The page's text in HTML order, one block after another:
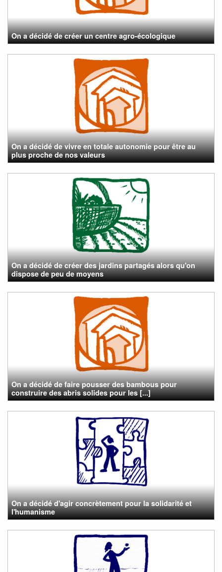
On a décidé de créer un centre agro-écologique
On a décidé de vivre en totale autonomie pour être au
plus proche de nos valeurs
On a décidé de créer des jardins partagés alors qu'on
dispose de peu de moyens
On a décidé de faire pousser des bambous pour
construire des abris solides pour les [...]
On a décidé d'agir concrètement pour la solidarité et
l'humanisme